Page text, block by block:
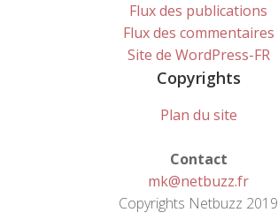
Flux des publications
Flux des commentaires
Site de WordPress-FR
Copyrights
Plan du site
Contact
mk@netbuzz.fr
Copyrights Netbuzz 2019